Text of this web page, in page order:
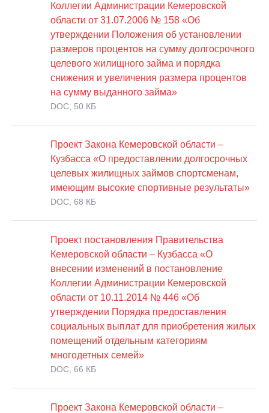
Коллегии Администрации Кемеровской
области от 31.07.2006 № 158 «Об
утверждении Положения об установлении
размеров процентов на сумму долгосрочного
целевого жилищного займа и порядка
снижения и увеличения размера процентов
на сумму выданного займа»
DOC, 50 КБ
Проект Закона Кемеровской области –
Кузбасса «О предоставлении долгосрочных
целевых жилищных займов спортсменам,
имеющим высокие спортивные результаты»
DOC, 68 КБ
Проект постановления Правительства
Кемеровской области – Кузбасса «О
внесении изменений в постановление
Коллегии Администрации Кемеровской
области от 10.11.2014 № 446 «Об
утверждении Порядка предоставления
социальных выплат для приобретения жилых
помещений отдельным категориям
многодетных семей»
DOC, 66 КБ
Проект Закона Кемеровской области –